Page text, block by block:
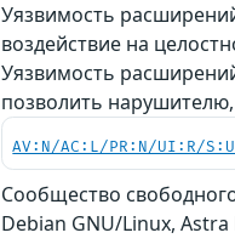
Уязвимость
воздействие на
Уязвимость
позволить
AV:N/AC:L/PR:N/UI:R/
Сообщество
Debian GNU/Linux,